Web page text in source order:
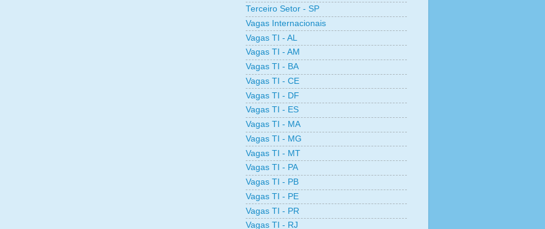
Terceiro Setor - SP
Vagas Internacionais
Vagas TI - AL
Vagas TI - AM
Vagas TI - BA
Vagas TI - CE
Vagas TI - DF
Vagas TI - ES
Vagas TI - MA
Vagas TI - MG
Vagas TI - MT
Vagas TI - PA
Vagas TI - PB
Vagas TI - PE
Vagas TI - PR
Vagas TI - RJ